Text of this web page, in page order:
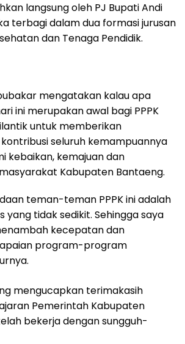
langsung oleh PJ Bupati Andi
terbagi dalam dua formasi jurusan
dan Tenaga Pendidik.
mengatakan kalau apa
ini merupakan awal bagi PPPK
untuk memberikan
seluruh kemampuannya
kebaikan, kemajuan dan
Kabupaten Bantaeng.
teman-teman PPPK ini adalah
yang tidak sedikit. Sehingga saya
kecepatan dan
program-program
mengucapkan terimakasih
Pemerintah Kabupaten
bekerja dengan sungguh-